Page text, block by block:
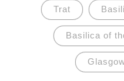
Trat
Basilica of